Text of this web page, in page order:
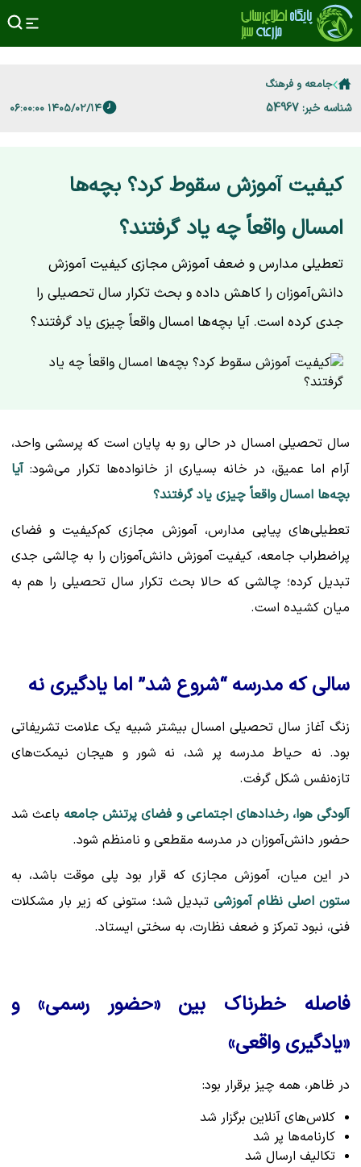
جامعه و فرهنگ
شناسه خبر: 54967 ۱۴۰۵/۰۲/۱۴ ۰۶:۰۰:۰۰
کیفیت آموزش سقوط کرد؟ بچه‌ها
امسال واقعاً چه یاد گرفتند؟
تعطیلی مدارس و ضعف آموزش مجازی کیفیت آموزش
دانش‌آموزان را کاهش داده و بحث تکرار سال تحصیلی را
جدی کرده است. آیا بچه‌ها امسال واقعاً چیزی یاد گرفتند؟
سال تحصیلی امسال در حالی رو به پایان است که پرسشی واحد،
آرام اما عمیق، در خانه‌ بسیاری از خانواده‌ها تکرار می‌شود:آیا
بچه‌ها امسال واقعاً چیزی یاد گرفتند؟
تعطیلی‌های پیاپی مدارس، آموزش مجازی کم‌کیفیت و فضای
پراضطراب جامعه، کیفیت آموزش دانش‌آموزان را به چالشی جدی
تبدیل کرده؛ چالشی که حالا بحث تکرار سال تحصیلی را هم به
میان کشیده است.
سالی که مدرسه “شروع شد” اما یادگیری نه
زنگ آغاز سال تحصیلی امسال بیشتر شبیه یک علامت تشریفاتی
بود. نه حیاط مدرسه پر شد، نه شور و هیجان نیمکت‌های
تازه‌نفس شکل گرفت.
آلودگی هوا، رخدادهای اجتماعی و فضای پرتنش جامعه باعث شد
حضور دانش‌آموزان در مدرسه مقطعی و نامنظم شود.
در این میان، آموزش مجازی که قرار بود پلی موقت باشد، به
ستون اصلی نظام آموزشی تبدیل شد؛ ستونی که زیر بار مشکلات
فنی، نبود تمرکز و ضعف نظارت، به سختی ایستاد.
فاصله خطرناک بین «حضور رسمی» و
«یادگیری واقعی»
در ظاهر، همه چیز برقرار بود:
کلاس‌های آنلاین برگزار شد
کارنامه‌ها پر شد
تکالیف ارسال شد